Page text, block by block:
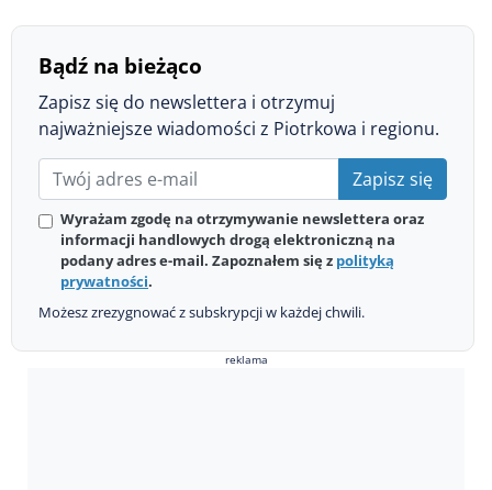
Bądź na bieżąco
Zapisz się do newslettera i otrzymuj
najważniejsze wiadomości z Piotrkowa i regionu.
Zapisz się
Wyrażam zgodę na otrzymywanie newslettera oraz
informacji handlowych drogą elektroniczną na
podany adres e-mail. Zapoznałem się z polityką
prywatności.
Możesz zrezygnować z subskrypcji w każdej chwili.
reklama